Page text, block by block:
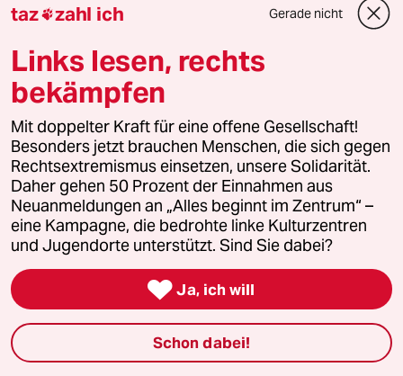
Ich glaube jeder bekommt im Leben was er
verdient.
M Michael
08.12.2010,22:10 Uhr
un gezz????
M Marvin
21:23 Uhr
"..., der die Grünen wählt, ..."
Mit denen habt ihrs aber irgendwie, oder?!
taz zahl ich Gerade nicht
Links lesen, rechts
bekämpfen
Mit doppelter Kraft für eine offene Gesellschaft!
Besonders jetzt brauchen Menschen, die sich gegen
Rechtsextremismus einsetzen, unsere Solidarität.
Daher gehen 50 Prozent der Einnahmen aus
Neuanmeldungen an „Alles beginnt im Zentrum“ –
eine Kampagne, die bedrohte linke Kulturzentren
und Jugendorte unterstützt. Sind Sie dabei?
 Ja, ich will
Schon dabei!